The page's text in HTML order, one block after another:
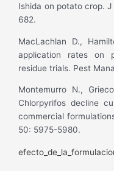
Ishida on potato crop.
682.
MacLachlan D.,
application rates on
residue trials. Pest
Montemurro N.,
Chlorpyrifos decline
commercial
50: 5975-5980.